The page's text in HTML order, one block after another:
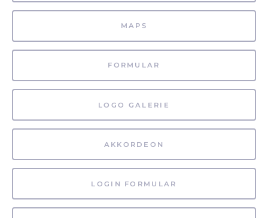
MAPS
FORMULAR
LOGO GALERIE
AKKORDEON
LOGIN FORMULAR